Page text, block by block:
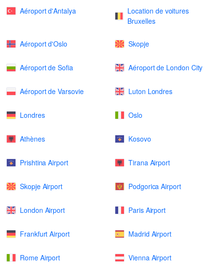
Aéroport d'Antalya
Location de voitures
Bruxelles
Aéroport d'Oslo Skopje
Aéroport de Sofia Aéroport de London City
Aéroport de Varsovie Luton Londres
Londres Oslo
Athènes Kosovo
Prishtina Airport Tirana Airport
Skopje Airport Podgorica Airport
London Airport Paris Airport
Frankfurt Airport Madrid Airport
Rome Airport Vienna Airport